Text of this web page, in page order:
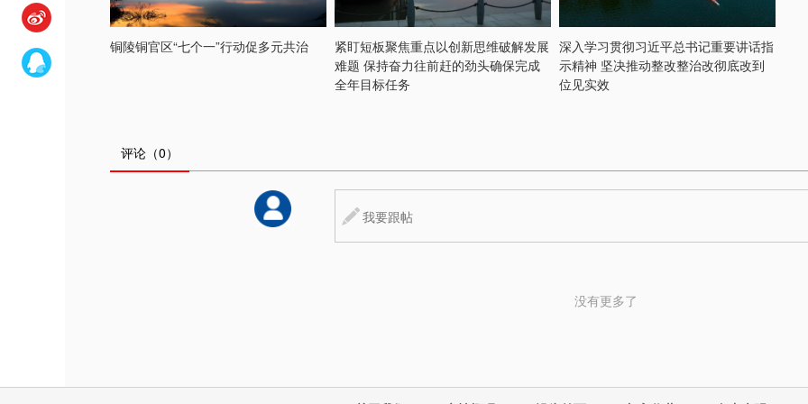
铜陵铜官区“七个一”行动促多元共治
紧盯短板聚焦重点以创新思维破解发展
难题 保持奋力往前赶的劲头确保完成
全年目标任务
深入学习贯彻习近平总书记重要讲话指
示精神 坚决推动整改整治改彻底改到
位见实效
评论 （0）
没有更多了